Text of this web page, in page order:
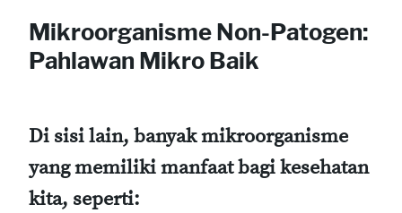
Mikroorganisme Non-Patogen:
Pahlawan Mikro Baik
Di sisi lain, banyak mikroorganisme
yang memiliki manfaat bagi kesehatan
kita, seperti: